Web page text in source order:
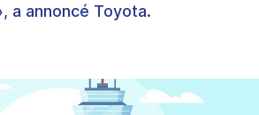
a annoncé Toyota.